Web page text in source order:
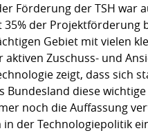
Förderung der TSH war
der Projektförderung
Gebiet mit vielen
aktiven Zuschuss- und
zeigt, dass sich
Bundesland diese
noch die Auffassung
der Technologiepolitik